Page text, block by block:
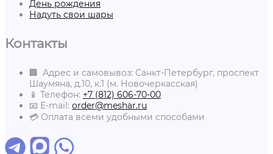
День рождения
Надуть свои шары
Контакты
🏢 Адрес и самовывоз: Санкт-Петербург, проспект
Шаумяна, д.10, к.1 (м. Новочеркасская)
📱 Телефон: +7 (812) 606-70-00
📧 E-mail: order@meshar.ru
💳 Оплата всеми удобными способами